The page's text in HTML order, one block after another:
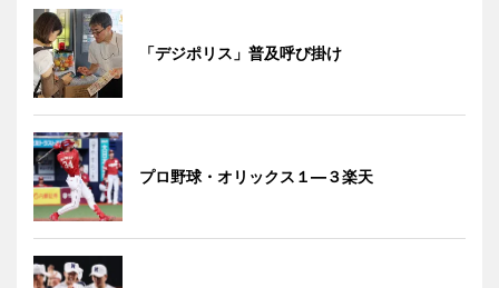
「デジポリス」普及呼び掛け
プロ野球・オリックス１―３楽天